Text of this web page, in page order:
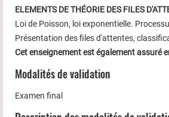
ELEMENTS DE THÉORIE DES FILES
Loi de Poisson, loi exponentielle.
Présentation des files d'attentes,
Cet enseignement est également assuré
Modalités de validation
Examen final